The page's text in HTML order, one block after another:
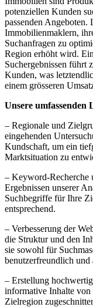
potenziellen Kunden
passenden
Immobilienmaklern,
Suchanfragen zu
Region erhöht wird.
Suchergebnissen führt
Kunden, was
einem grösseren
Unsere
– Regionale und
eingehenden
Kundschaft, um ein
Marktsituation zu
– Keyword-Recherche
Ergebnissen unserer
Suchbegriffe für Ihre
entsprechend.
– Verbesserung der
die Struktur und den
sie sowohl für
benutzerfreundlich und
– Erstellung
informative Inhalte
Zielregion